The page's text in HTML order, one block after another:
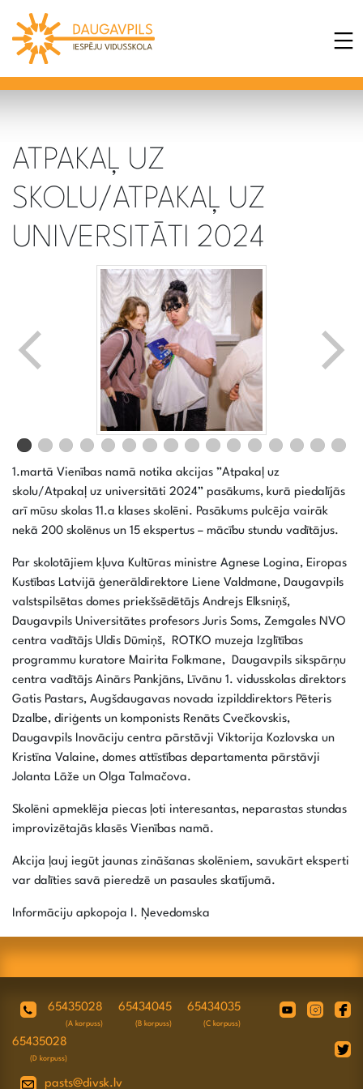
ATPAKAĻ UZ
SKOLU/ATPAKAĻ UZ
UNIVERSITĀTI 2024
1.martā Vienības namā notika akcijas ”Atpakaļ uz
skolu/Atpakaļ uz universitāti 2024” pasākums, kurā piedalījās
arī mūsu skolas 11.a klases skolēni. Pasākums pulcēja vairāk
nekā 200 skolēnus un 15 ekspertus – mācību stundu vadītājus.
Par skolotājiem kļuva Kultūras ministre Agnese Logina, Eiropas
Kustības Latvijā ģenerāldirektore Liene Valdmane, Daugavpils
valstspilsētas domes priekšsēdētājs Andrejs Elksniņš,
Daugavpils Universitātes profesors Juris Soms, Zemgales NVO
centra vadītājs Uldis Dūmiņš, ROTKO muzeja Izglītības
programmu kuratore Mairita Folkmane, Daugavpils sikspārņu
centra vadītājs Ainārs Pankjāns, Līvānu 1. vidusskolas direktors
Gatis Pastars, Augšdaugavas novada izpilddirektors Pēteris
Dzalbe, diriģents un komponists Renāts Cvečkovskis,
Daugavpils Inovāciju centra pārstāvji Viktorija Kozlovska un
Kristīna Valaine, domes attīstības departamenta pārstāvji
Jolanta Lāže un Olga Talmačova.
Skolēni apmeklēja piecas ļoti interesantas, neparastas stundas
improvizētajās klasēs Vienības namā.
Akcija ļauj iegūt jaunas zināšanas skolēniem, savukārt eksperti
var dalīties savā pieredzē un pasaules skatījumā.
Informāciju apkopoja I. Ņevedomska
65435028
(A korpuss)
65434045
(B korpuss)
65434035
(C korpuss)
65435028
(D korpuss)
pasts@divsk.lv